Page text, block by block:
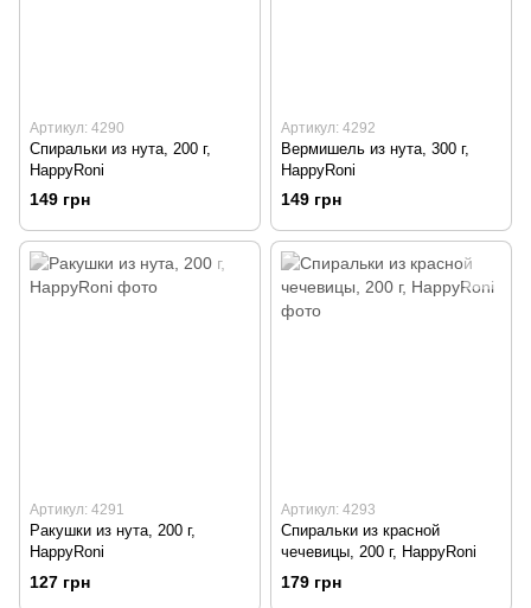
Артикул: 4290
Спиральки из нута, 200 г,
HappyRoni
149 грн
Артикул: 4292
Вермишель из нута, 300 г,
HappyRoni
149 грн
Артикул: 4291
Ракушки из нута, 200 г,
HappyRoni
127 грн
Артикул: 4293
Спиральки из красной
чечевицы, 200 г, HappyRoni
179 грн